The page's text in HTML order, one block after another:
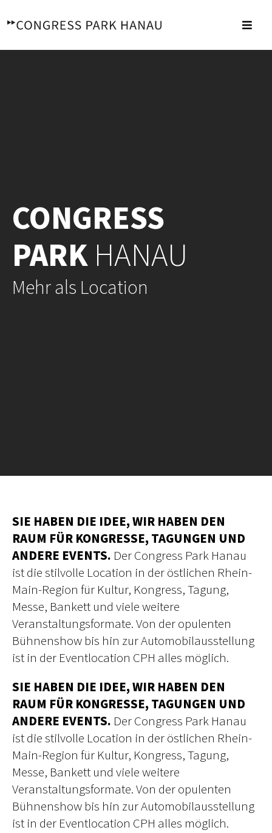
Inhalt
CONGRESS
PARK HANAU
Mehr als Location
SIE HABEN DIE IDEE, WIR HABEN DEN
RAUM FÜR KONGRESSE, TAGUNGEN UND
ANDERE EVENTS. Der Congress Park Hanau
ist die stilvolle Location in der östlichen Rhein-
Main-Region für Kultur, Kongress, Tagung,
Messe, Bankett und viele weitere
Veranstaltungsformate. Von der opulenten
Bühnenshow bis hin zur Automobilausstellung
ist in der Eventlocation CPH alles möglich.
SIE HABEN DIE IDEE, WIR HABEN DEN
RAUM FÜR KONGRESSE, TAGUNGEN UND
ANDERE EVENTS. Der Congress Park Hanau
ist die stilvolle Location in der östlichen Rhein-
Main-Region für Kultur, Kongress, Tagung,
Messe, Bankett und viele weitere
Veranstaltungsformate. Von der opulenten
Bühnenshow bis hin zur Automobilausstellung
ist in der Eventlocation CPH alles möglich.